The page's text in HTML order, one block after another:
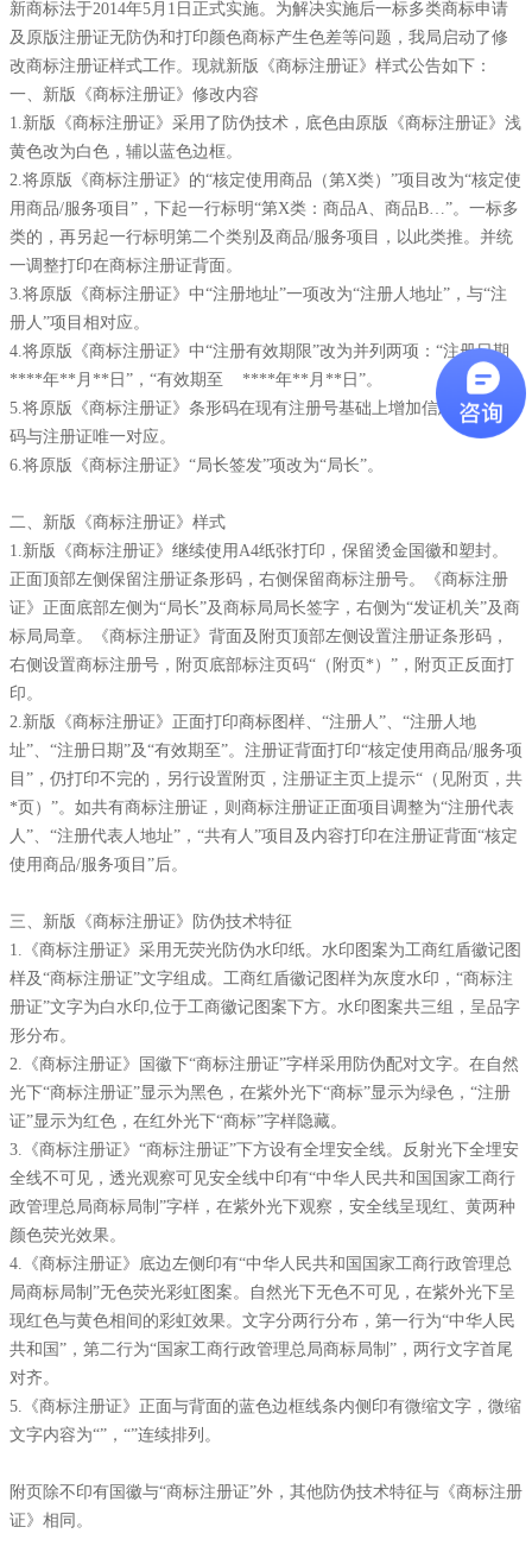
新商标法于2014年5月1日正式实施。为解决实施后一标多类商标申请
及原版注册证无防伪和打印颜色商标产生色差等问题，我局启动了修
改商标注册证样式工作。现就新版《商标注册证》样式公告如下：
一、新版《商标注册证》修改内容
1.新版《商标注册证》采用了防伪技术，底色由原版《商标注册证》浅
黄色改为白色，辅以蓝色边框。
2.将原版《商标注册证》的“核定使用商品（第X类）”项目改为“核定使
用商品/服务项目”，下起一行标明“第X类：商品A、商品B…”。一标多
类的，再另起一行标明第二个类别及商品/服务项目，以此类推。并统
一调整打印在商标注册证背面。
3.将原版《商标注册证》中“注册地址”一项改为“注册人地址”，与“注
册人”项目相对应。
4.将原版《商标注册证》中“注册有效期限”改为并列两项：“注册日期
****年**月**日”，“有效期至 ****年**月**日”。
5.将原版《商标注册证》条形码在现有注册号基础上增加信息，使条形
码与注册证唯一对应。
6.将原版《商标注册证》“局长签发”项改为“局长”。
二、新版《商标注册证》样式
1.新版《商标注册证》继续使用A4纸张打印，保留烫金国徽和塑封。
正面顶部左侧保留注册证条形码，右侧保留商标注册号。《商标注册
证》正面底部左侧为“局长”及商标局局长签字，右侧为“发证机关”及商
标局局章。《商标注册证》背面及附页顶部左侧设置注册证条形码，
右侧设置商标注册号，附页底部标注页码“（附页*）”，附页正反面打
印。
2.新版《商标注册证》正面打印商标图样、“注册人”、“注册人地
址”、“注册日期”及“有效期至”。注册证背面打印“核定使用商品/服务项
目”，仍打印不完的，另行设置附页，注册证主页上提示“（见附页，共
*页）”。如共有商标注册证，则商标注册证正面项目调整为“注册代表
人”、“注册代表人地址”，“共有人”项目及内容打印在注册证背面“核定
使用商品/服务项目”后。
三、新版《商标注册证》防伪技术特征
1.《商标注册证》采用无荧光防伪水印纸。水印图案为工商红盾徽记图
样及“商标注册证”文字组成。工商红盾徽记图样为灰度水印，“商标注
册证”文字为白水印,位于工商徽记图案下方。水印图案共三组，呈品字
形分布。
2.《商标注册证》国徽下“商标注册证”字样采用防伪配对文字。在自然
光下“商标注册证”显示为黑色，在紫外光下“商标”显示为绿色，“注册
证”显示为红色，在红外光下“商标”字样隐藏。
3.《商标注册证》“商标注册证”下方设有全埋安全线。反射光下全埋安
全线不可见，透光观察可见安全线中印有“中华人民共和国国家工商行
政管理总局商标局制”字样，在紫外光下观察，安全线呈现红、黄两种
颜色荧光效果。
4.《商标注册证》底边左侧印有“中华人民共和国国家工商行政管理总
局商标局制”无色荧光彩虹图案。自然光下无色不可见，在紫外光下呈
现红色与黄色相间的彩虹效果。文字分两行分布，第一行为“中华人民
共和国”，第二行为“国家工商行政管理总局商标局制”，两行文字首尾
对齐。
5.《商标注册证》正面与背面的蓝色边框线条内侧印有微缩文字，微缩
文字内容为“”，“”连续排列。
附页除不印有国徽与“商标注册证”外，其他防伪技术特征与《商标注册
证》相同。